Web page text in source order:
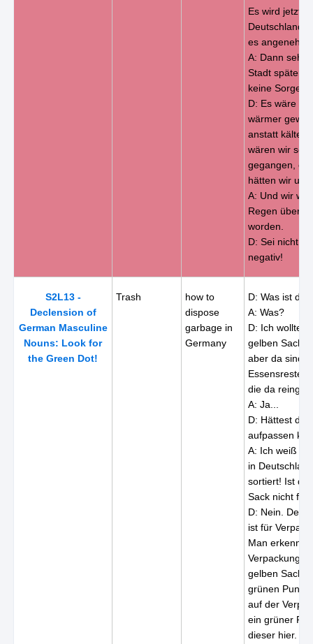
Es wird jetzt
Deutschland.
es angenehm
A: Dann sehe
Stadt später.
keine Sorgen!
D: Es wäre
wärmer
anstatt kälter.
wären wir
gegangen,
hätten wir
A: Und wir
Regen
worden.
D: Sei nicht
negativ!
S2L13 -
Declension of
German Masculine
Nouns: Look for
the Green Dot!
Trash
how to
dispose
garbage in
Germany
D: Was ist
A: Was?
D: Ich wollte
gelben Sack
aber da sind ja
Essensreste
die da
A: Ja...
D: Hättest du
aufpassen
A: Ich weiß
in
sortiert! Ist
Sack nicht für
D: Nein. Der
ist für
Man erkennt
gelben Sack
grünen Punkt.
auf der
ein grüner
dieser hier.